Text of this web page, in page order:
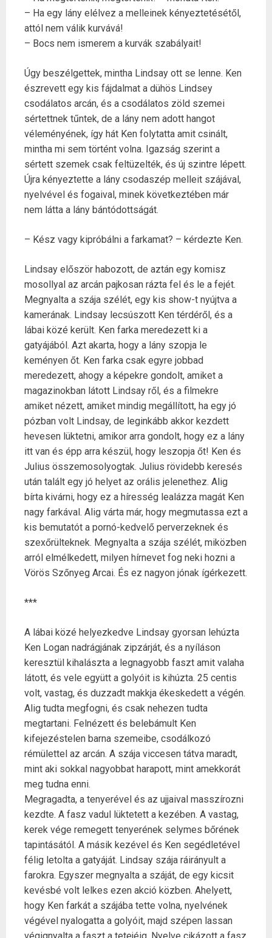
– Ha egy lány elélvez a melleinek kényeztetésétől,
attól nem válik kurvává!
– Bocs nem ismerem a kurvák szabályait!
Úgy beszélgettek, mintha Lindsay ott se lenne. Ken
észrevett egy kis fájdalmat a dühös Lindsey
csodálatos arcán, és a csodálatos zöld szemei
sértettnek tűntek, de a lány nem adott hangot
véleményének, így hát Ken folytatta amit csinált,
mintha mi sem történt volna. Igazság szerint a
sértett szemek csak feltüzelték, és új szintre lépett.
Újra kényeztette a lány csodaszép melleit szájával,
nyelvével és fogaival, minek következtében már
nem látta a lány bántódottságát.
– Kész vagy kipróbálni a farkamat? – kérdezte Ken.
Lindsay először habozott, de aztán egy komisz
mosollyal az arcán pajkosan rázta fel és le a fejét.
Megnyalta a szája szélét, egy kis show-t nyújtva a
kamerának. Lindsay lecsúszott Ken térdéről, és a
lábai közé került. Ken farka meredezett ki a
gatyájából. Azt akarta, hogy a lány szopja le
keményen őt. Ken farka csak egyre jobbad
meredezett, ahogy a képekre gondolt, amiket a
magazinokban látott Lindsay ről, és a filmekre
amiket nézett, amiket mindig megállított, ha egy jó
pózban volt Lindsay, de leginkább akkor kezdett
hevesen lüktetni, amikor arra gondolt, hogy ez a lány
itt van és épp arra készül, hogy leszopja őt! Ken és
Julius összemosolyogtak. Julius rövidebb keresés
után talált egy jó helyet az orális jelenethez. Alig
bírta kivárni, hogy ez a híresség lealázza magát Ken
nagy farkával. Alig várta már, hogy megmutassa ezt a
kis bemutatót a pornó-kedvelő perverzeknek és
szexőrülteknek. Megnyalta a szája szélét, miközben
arról elmélkedett, milyen hírnevet fog neki hozni a
Vörös Szőnyeg Arcai. És ez nagyon jónak ígérkezett.
***
A lábai közé helyezkedve Lindsay gyorsan lehúzta
Ken Logan nadrágjának zipzárját, és a nyíláson
keresztül kihalászta a legnagyobb faszt amit valaha
látott, és vele együtt a golyóit is kihúzta. 25 centis
volt, vastag, és duzzadt makkja ékeskedett a végén.
Alig tudta megfogni, és csak nehezen tudta
megtartani. Felnézett és belebámult Ken
kifejezéstelen barna szemeibe, csodálkozó
rémülettel az arcán. A szája viccesen tátva maradt,
mint aki sokkal nagyobbat harapott, mint amekkorát
meg tudna enni.
Megragadta, a tenyerével és az ujjaival masszírozni
kezdte. A fasz vadul lüktetett a kezében. A vastag,
kerek vége remegett tenyerének selymes bőrének
tapintásától. A másik kezével és Ken segédletével
félig letolta a gatyáját. Lindsay szája ráirányult a
farokra. Egyszer megnyalta a száját, de egy kicsit
kevésbé volt lelkes ezen akció közben. Ahelyett,
hogy Ken farkát a szájába tette volna, nyelvének
végével nyalogatta a golyóit, majd szépen lassan